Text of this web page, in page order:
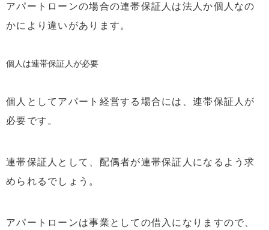
アパートローンの場合の連帯保証人は法人か個人なの
かにより違いがあります。
個人は連帯保証人が必要
個人としてアパート経営する場合には、連帯保証人が
必要です。
連帯保証人として、配偶者が連帯保証人になるよう求
められるでしょう。
アパートローンは事業としての借入になりますので、